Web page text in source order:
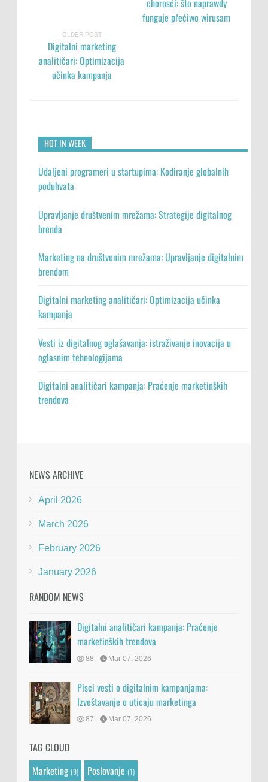
chorosći: što naprawdy
funguje přećiwo wirusam
OLDER POST
Digitalni marketing
analitičari: Optimizacija
učinka kampanja
HOT IN WEEK
Udaljeni programeri u startupima: Kodiranje globalnih
poduhvata
Upravljanje društvenim mrežama: Strategije digitalnog
brenda
Marketing na društvenim mrežama: Upravljanje digitalnim
brendom
Digitalni marketing analitičari: Optimizacija učinka
kampanja
Vesti iz digitalnog oglašavanja: istraživanje inovacija u
oglasnim tehnologijama
Digitalni analitičari kampanja: Praćenje marketinških
trendova
NEWS ARCHIVE
April 2026
March 2026
February 2026
January 2026
RANDOM NEWS
Digitalni analitičari kampanja: Praćenje
marketinških trendova
88 Mar 07, 2026
Pisci vesti o digitalnim kampanjama:
Izveštavanje o uticaju marketinga
87 Mar 07, 2026
TAG CLOUD
Marketing (9) Poslovanje (1)